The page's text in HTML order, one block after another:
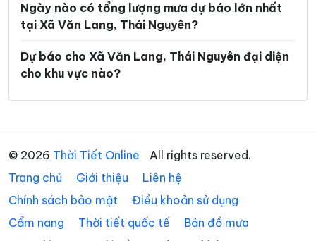
Xã Phú Lương Xã Phú Thịnh
Xã Phủ Thông Xã Phú Xuyên
Xã Phúc Lộc Xã Phượng Tiến
Xã Tân Cương Xã Tân Khánh
Xã Tân Kỳ Xã Tân Thành
Xã Thần Sa Xã Thành Công
Xã Thanh Mai Xã Thanh Thịnh
Ngày nào có tổng lượng mưa dự báo lớn nhất
tại Xã Văn Lang, Thái Nguyên?
Dự báo cho Xã Văn Lang, Thái Nguyên đại diện
cho khu vực nào?
© 2026 Thời Tiết Online
All rights reserved.
Trang chủ
Giới thiệu
Liên hệ
Chính sách bảo mật
Điều khoản sử dụng
Cẩm nang
Thời tiết quốc tế
Bản đồ mưa